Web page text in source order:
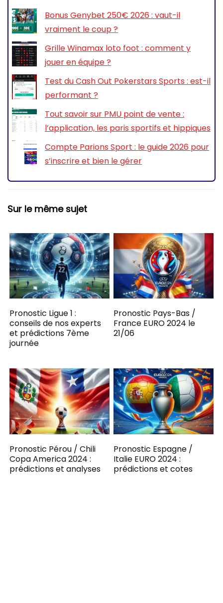
Bonus Genybet 250€ 2026 : vaut-il
vraiment le coup ?
Grille Winamax loto foot : comment y
jouer en équipe ?
Test du Cash Out Pokerstars Sports : est-il
performant ?
Tout savoir sur PMU point de vente :
l’application, les paris sportifs et hippiques
Compte Parions Sport : le guide 2026 pour
s’inscrire et bien le gérer
Sur le même sujet
Pronostic Ligue 1 :
conseils de nos experts
et prédictions 7ème
journée
Pronostic Pays-Bas /
France EURO 2024 le
21/06
Pronostic Pérou / Chili
Copa America 2024 :
prédictions et analyses
Pronostic Espagne /
Italie EURO 2024 :
prédictions et cotes